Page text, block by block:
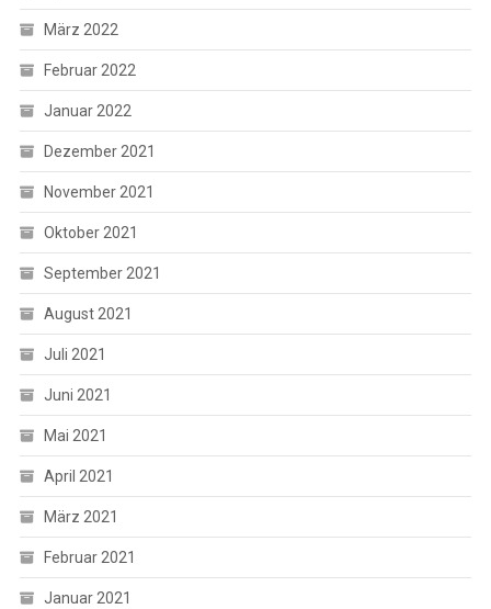
März 2022
Februar 2022
Januar 2022
Dezember 2021
November 2021
Oktober 2021
September 2021
August 2021
Juli 2021
Juni 2021
Mai 2021
April 2021
März 2021
Februar 2021
Januar 2021